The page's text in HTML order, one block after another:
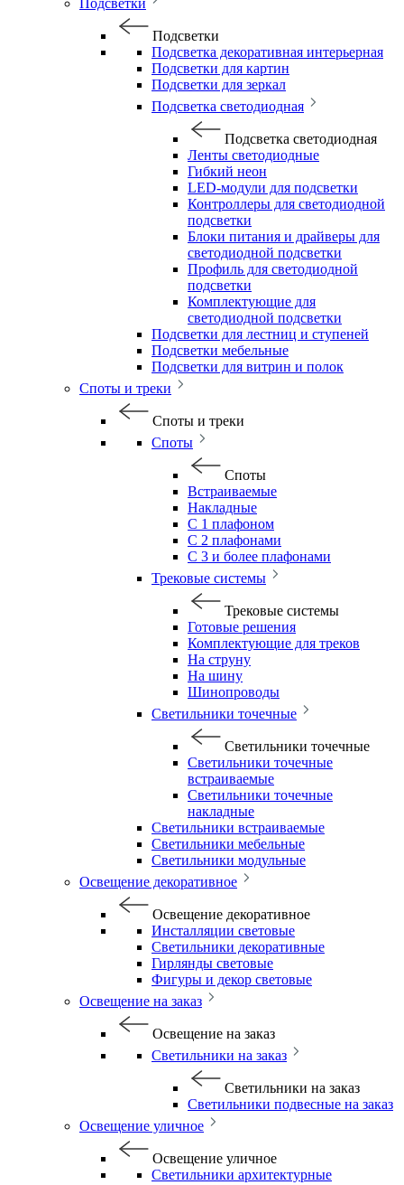
Подсветки
Подсветки
Подсветка декоративная интерьерная
Подсветки для картин
Подсветки для зеркал
Подсветка светодиодная
Подсветка светодиодная
Ленты светодиодные
Гибкий неон
LED-модули для подсветки
Контроллеры для светодиодной
подсветки
Блоки питания и драйверы для
светодиодной подсветки
Профиль для светодиодной
подсветки
Комплектующие для
светодиодной подсветки
Подсветки для лестниц и ступеней
Подсветки мебельные
Подсветки для витрин и полок
Споты и треки
Споты и треки
Споты
Споты
Встраиваемые
Накладные
С 1 плафоном
С 2 плафонами
С 3 и более плафонами
Трековые системы
Трековые системы
Готовые решения
Комплектующие для треков
На струну
На шину
Шинопроводы
Светильники точечные
Светильники точечные
Светильники точечные
встраиваемые
Светильники точечные
накладные
Светильники встраиваемые
Светильники мебельные
Светильники модульные
Освещение декоративное
Освещение декоративное
Инсталляции световые
Светильники декоративные
Гирлянды световые
Фигуры и декор световые
Освещение на заказ
Освещение на заказ
Светильники на заказ
Светильники на заказ
Светильники подвесные на заказ
Освещение уличное
Освещение уличное
Светильники архитектурные